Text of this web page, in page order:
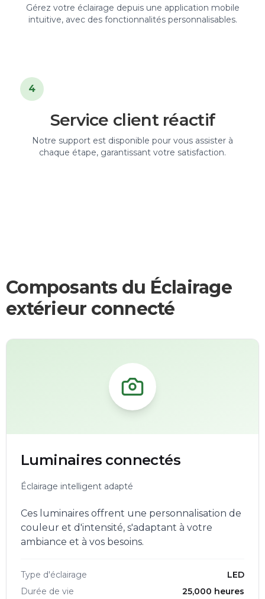
Gérez votre éclairage depuis une application mobile
intuitive, avec des fonctionnalités personnalisables.
4
Service client réactif
Notre support est disponible pour vous assister à
chaque étape, garantissant votre satisfaction.
Composants du Éclairage
extérieur connecté
Luminaires connectés
Éclairage intelligent adapté
Ces luminaires offrent une personnalisation de
couleur et d'intensité, s'adaptant à votre
ambiance et à vos besoins.
Type d'éclairage
LED
Durée de vie
25,000 heures